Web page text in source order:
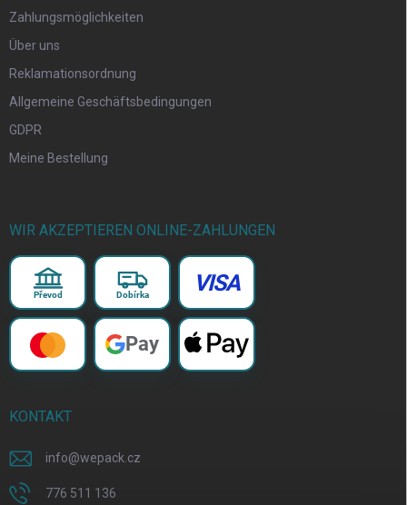
Zahlungsmöglichkeiten
Über uns
Reklamationsordnung
Allgemeine Geschäftsbedingungen
GDPR
Meine Bestellung
WIR AKZEPTIEREN ONLINE-ZAHLUNGEN
Převod Dobírka VISA
Pay
KONTAKT
info@wepack.cz
776 511 136